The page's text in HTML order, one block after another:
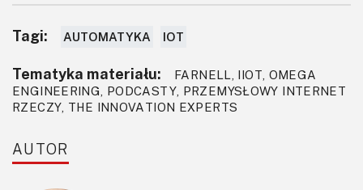
Tagi: AUTOMATYKA IOT
Tematyka materiału:
FARNELL, IIOT, OMEGA
ENGINEERING, PODCASTY, PRZEMYSŁOWY INTERNET
RZECZY, THE INNOVATION EXPERTS
AUTOR